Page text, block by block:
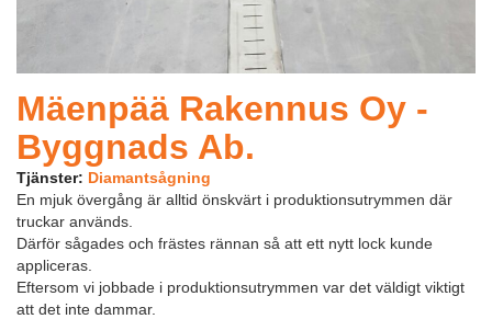
Mäenpää Rakennus Oy -
Byggnads Ab.
Tjänster: Diamantsågning
En mjuk övergång är alltid önskvärt i produktionsutrymmen där
truckar används.
Därför sågades och frästes rännan så att ett nytt lock kunde
appliceras.
Eftersom vi jobbade i produktionsutrymmen var det väldigt viktigt
att det inte dammar.